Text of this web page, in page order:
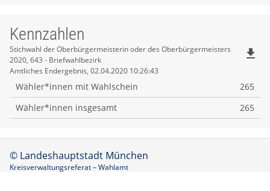
Kennzahlen
Kennzahlen
Stichwahl der Oberbürgermeisterin oder des Oberbürgermeisters
2020, 643 - Briefwahlbezirk
Amtliches Endergebnis, 02.04.2020 10:26:43
file_download
Wähler*innen mit Wahlschein
265
Wähler*innen insgesamt
265
© Landeshauptstadt München
Kreisverwaltungsreferat – Wahlamt